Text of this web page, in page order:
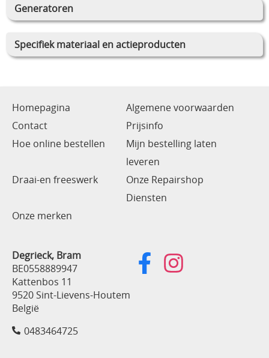
Generatoren
Specifiek materiaal en actieproducten
Homepagina
Algemene voorwaarden
Contact
Prijsinfo
Hoe online bestellen
Mijn bestelling laten
leveren
Draai-en freeswerk
Onze Repairshop
Diensten
Onze merken
Degrieck, Bram
BE0558889947
Kattenbos 11
9520 Sint-Lievens-Houtem
België
0483464725